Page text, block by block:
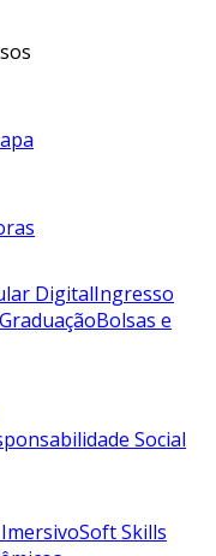
DigitalIngresso
Bolsas e
Social
Soft Skills